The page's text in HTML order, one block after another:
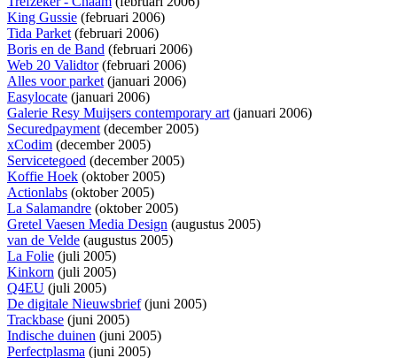
King Gussie (februari 2006)
Tida Parket(februari 2006)
Boris en de Band (februari 2006)
Web 20 Validtor(februari 2006)
Alles voor parket(januari 2006)
Easylocate (januari 2006)
Galerie Resy Muijsers contemporary art(januari 2006)
Securedpayment(december 2005)
xCodim (december 2005)
Servicetegoed (december 2005)
Koffie Hoek (oktober 2005)
Actionlabs (oktober 2005)
La Salamandre (oktober 2005)
Gretel Vaesen Media Design (augustus 2005)
van de Velde (augustus 2005)
La Folie (juli 2005)
Kinkorn (juli 2005)
Q4EU (juli 2005)
De digitale Nieuwsbrief(juni 2005)
Trackbase (juni 2005)
Indische duinen (juni 2005)
Perfectplasma (juni 2005)